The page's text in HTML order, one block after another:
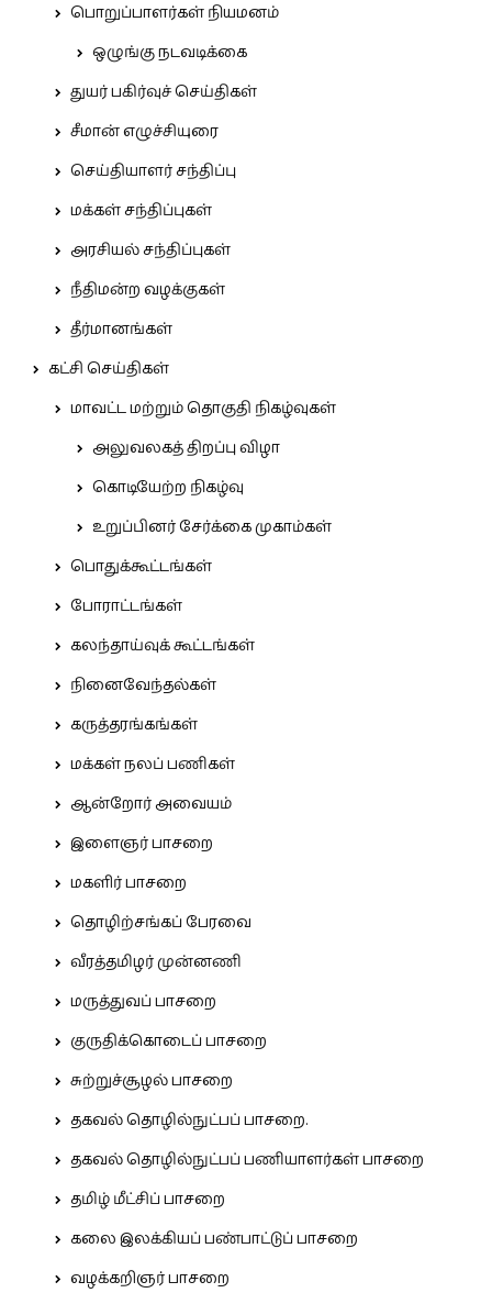
பொறுப்பாளர்கள் நியமனம்
ஒழுங்கு நடவடிக்கை
துயர் பகிர்வுச் செய்திகள்
சீமான் எழுச்சியுரை
செய்தியாளர் சந்திப்பு
மக்கள் சந்திப்புகள்
அரசியல் சந்திப்புகள்
நீதிமன்ற வழக்குகள்
தீர்மானங்கள்
கட்சி செய்திகள்
மாவட்ட மற்றும் தொகுதி நிகழ்வுகள்
அலுவலகத் திறப்பு விழா
கொடியேற்ற நிகழ்வு
உறுப்பினர் சேர்க்கை முகாம்கள்
பொதுக்கூட்டங்கள்
போராட்டங்கள்
கலந்தாய்வுக் கூட்டங்கள்
நினைவேந்தல்கள்
கருத்தரங்கங்கள்
மக்கள் நலப் பணிகள்
ஆன்றோர் அவையம்
இளைஞர் பாசறை
மகளிர் பாசறை
தொழிற்சங்கப் பேரவை
வீரத்தமிழர் முன்னணி
மருத்துவப் பாசறை
குருதிக்கொடைப் பாசறை
சுற்றுச்சூழல் பாசறை
தகவல் தொழில்நுட்பப் பாசறை.
தகவல் தொழில்நுட்பப் பணியாளர்கள் பாசறை
தமிழ் மீட்சிப் பாசறை
கலை இலக்கியப் பண்பாட்டுப் பாசறை
வழக்கறிஞர் பாசறை